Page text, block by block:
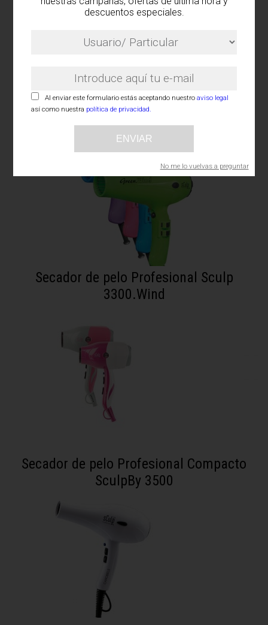
descuentos especiales.
Al enviar este formulario estás aceptando nuestroaviso legal
así como nuestra política de privacidad.
ENVIAR
No me lo vuelvas a preguntar
Secador de pelo Profesional Sculp 3300
Ionic-C
Secador de pelo Profesional Sculp
3300.Wind
Secador de pelo Profesional Compacto
SculpBy 3500